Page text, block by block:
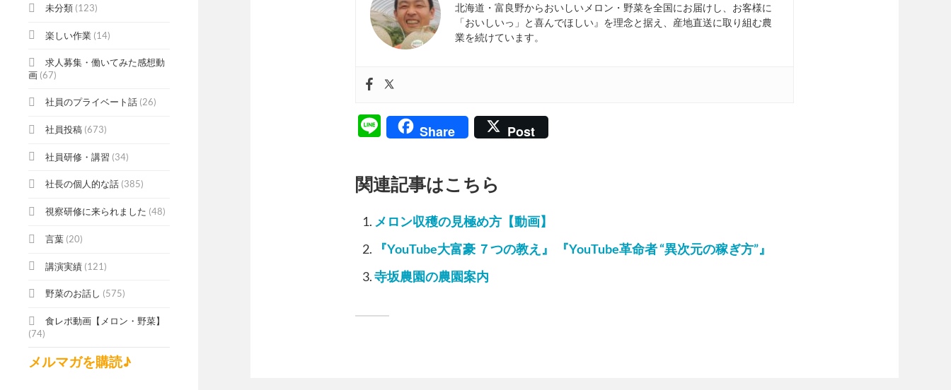
未分類 (123)
楽しい作業 (14)
求人募集・働いてみた感想動
画 (67)
社員のプライベート話 (26)
社員投稿 (673)
社員研修・講習 (34)
社長の個人的な話 (385)
視察研修に来られました (48)
言葉 (20)
講演実績 (121)
野菜のお話し (575)
食レポ動画【メロン・野菜】
(74)
メルマガを購読♪
北海道・富良野からおいしいメロン・野菜を全国にお届けし、お客様に
「おいしいっ」と喜んでほしい』を理念と据え、産地直送に取り組む農
業を続けています。
LineShare Post
関連記事はこちら
メロン収穫の見極め方【動画】
『YouTube大富豪 ７つの教え』 『YouTube革命者 “異次元の稼ぎ方”』
寺坂農園の農園案内